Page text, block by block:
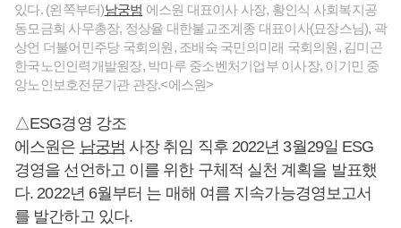
있다. (왼쪽부터)남궁범 에스원 대표이사 사장, 황인식 사회복지공
동모금회 사무총장, 정상율 대한불교조계종 대표이사(묘장스님), 곽
상언 더불어민주당 국회의원, 조배숙 국민의미래 국회의원, 김미곤
한국노인인력개발원장, 박마루 중소벤처기업부 이사장, 이기민 중
앙노인보호전문기관 관장.<에스원>
△ESG경영 강조
에스원은 남궁범 사장 취임 직후 2022년 3월29일 ESG
경영을 선언하고 이를 위한 구체적 실천 계획을 발표했
다. 2022년 6월부터 는 매해 여름 지속가능경영보고서
를 발간하고 있다.